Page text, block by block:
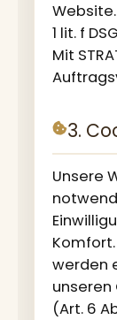
1 lit. f
Mit
3.
Unsere
werden
(Art. 6